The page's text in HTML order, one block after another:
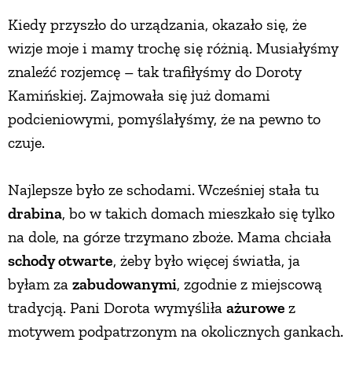
Kiedy przyszło do urządzania, okazało się, że
wizje moje i mamy trochę się różnią. Musiałyśmy
znaleźć rozjemcę – tak trafiłyśmy do Doroty
Kamińskiej. Zajmowała się już domami
podcieniowymi, pomyślałyśmy, że na pewno to
czuje.
Najlepsze było ze schodami. Wcześniej stała tu
drabina, bo w takich domach mieszkało się tylko
na dole, na górze trzymano zboże. Mama chciała
schody otwarte, żeby było więcej światła, ja
byłam za zabudowanymi, zgodnie z miejscową
tradycją. Pani Dorota wymyśliła ażurowe z
motywem podpatrzonym na okolicznych gankach.